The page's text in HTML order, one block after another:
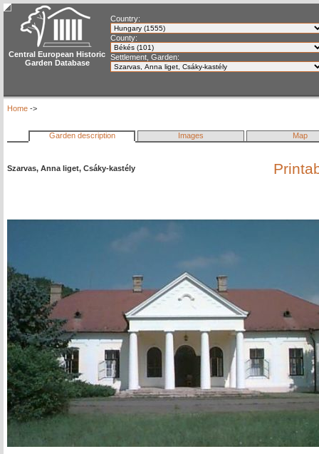
Central European Historic
Garden Database
Country:
County:
Settlement, Garden:
Home ->
Garden description Images Map
Szarvas, Anna liget, Csáky-kastély